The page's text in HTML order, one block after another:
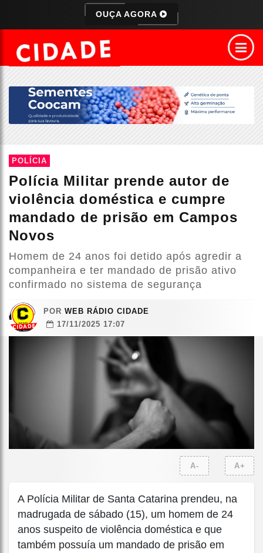
OUÇA AGORA
POLÍCIA
Polícia Militar prende autor de
violência doméstica e cumpre
mandado de prisão em Campos
Novos
Homem de 24 anos foi detido após agredir a
companheira e ter mandado de prisão ativo
confirmado no sistema de segurança
POR WEB RÁDIO CIDADE
17/11/2025 17:07
A- A+
A Polícia Militar de Santa Catarina prendeu, na
madrugada de sábado (15), um homem de 24
anos suspeito de violência doméstica e que
também possuía um mandado de prisão em